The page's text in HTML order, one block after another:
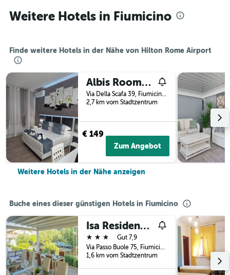
Weitere Hotels in Fiumicino
Finde weitere Hotels in der Nähe von Hilton Rome Airport
Albis Rooms Guest House
Via Della Scafa 39, Fiumicino, Rome, Italien
2,7 km vom Stadtzentrum
€ 149
Zum Angebot
Weitere Hotels in der Nähe anzeigen
Buche eines dieser günstigen Hotels in Fiumicino
Isa Residence Fiumicino Airport
3 Sterne
Gut 7,9
Via Passo Buole 75, Fiumicino, Rome, Italien
1,6 km vom Stadtzentrum